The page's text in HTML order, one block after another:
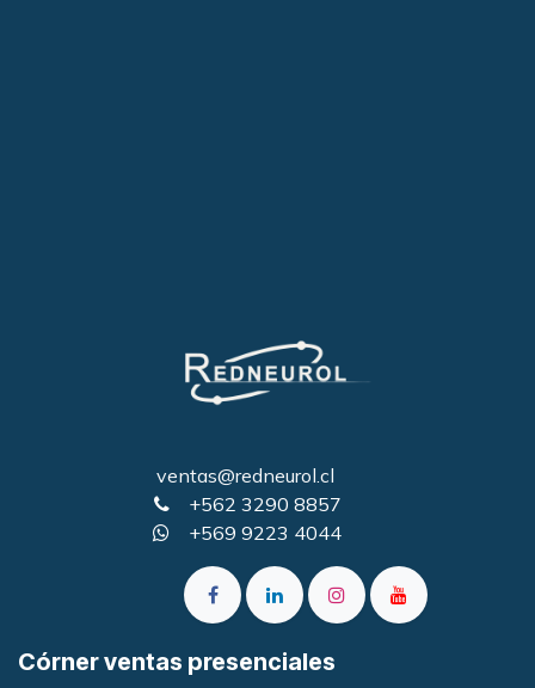
ventas@redneurol.cl
+562 3290 8857
+569 9223 4044
Córner ventas presenciales